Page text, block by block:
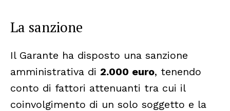
La sanzione
Il Garante ha disposto una sanzione
amministrativa di 2.000 euro, tenendo
conto di fattori attenuanti tra cui il
coinvolgimento di un solo soggetto e la